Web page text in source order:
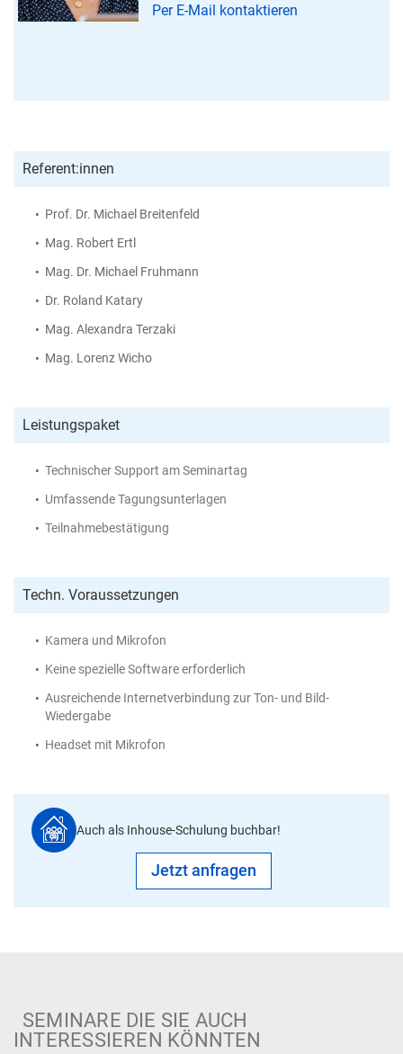
Per E-Mail kontaktieren
Referent:innen
Prof. Dr. Michael Breitenfeld
Mag. Robert Ertl
Mag. Dr. Michael Fruhmann
Dr. Roland Katary
Mag. Alexandra Terzaki
Mag. Lorenz Wicho
Leistungspaket
Technischer Support am Seminartag
Umfassende Tagungsunterlagen
Teilnahmebestätigung
Techn. Voraussetzungen
Kamera und Mikrofon
Keine spezielle Software erforderlich
Ausreichende Internetverbindung zur Ton- und Bild-
Wiedergabe
Headset mit Mikrofon
Auch als Inhouse-Schulung buchbar!
Jetzt anfragen
SEMINARE DIE SIE AUCH
INTERESSIEREN KÖNNTEN